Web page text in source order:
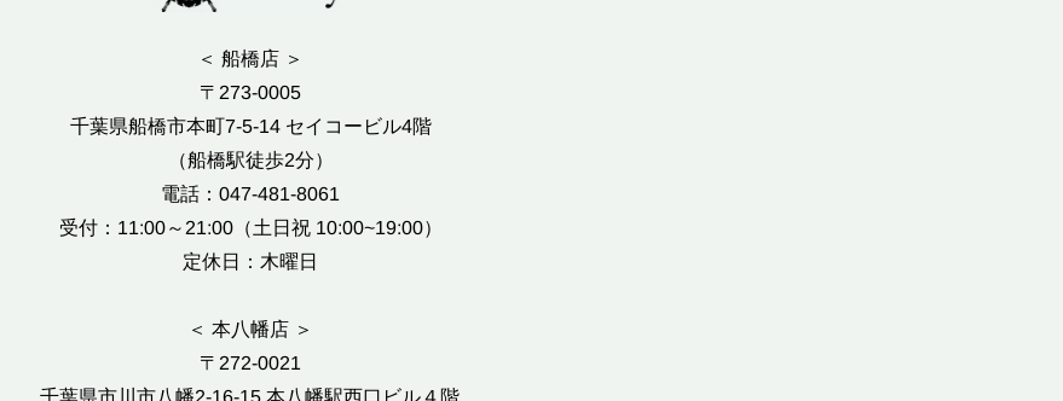
＜ 船橋店 ＞
〒273-0005
千葉県船橋市本町7-5-14 セイコービル4階
（船橋駅徒歩2分）
電話：047-481-8061
受付：11:00～21:00（土日祝 10:00~19:00）
定休日：木曜日
＜ 本八幡店 ＞
〒272-0021
千葉県市川市八幡2-16-15 本八幡駅西口ビル４階